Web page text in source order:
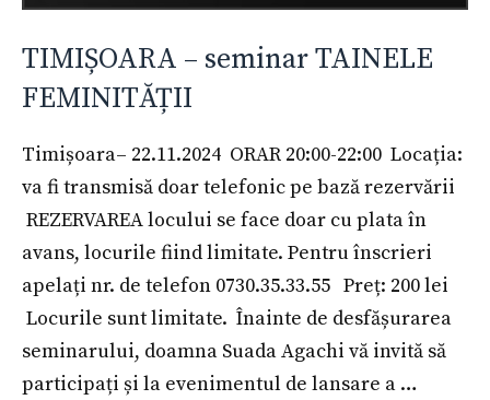
TIMIȘOARA – seminar TAINELE
FEMINITĂȚII
Timișoara– 22.11.2024 ORAR 20:00-22:00 Locația:
va fi transmisă doar telefonic pe bază rezervării
REZERVAREA locului se face doar cu plata în
avans, locurile fiind limitate. Pentru înscrieri
apelați nr. de telefon 0730.35.33.55 Preț: 200 lei
Locurile sunt limitate. Înainte de desfășurarea
seminarului, doamna Suada Agachi vă invită să
participați și la evenimentul de lansare a …